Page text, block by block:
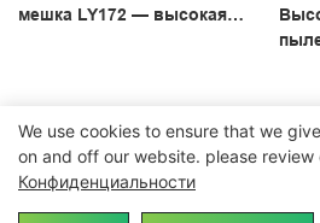
мешка LY172 — высокая
We use cookies to ensure that we
on and off our website. please review
Конфиденциальности